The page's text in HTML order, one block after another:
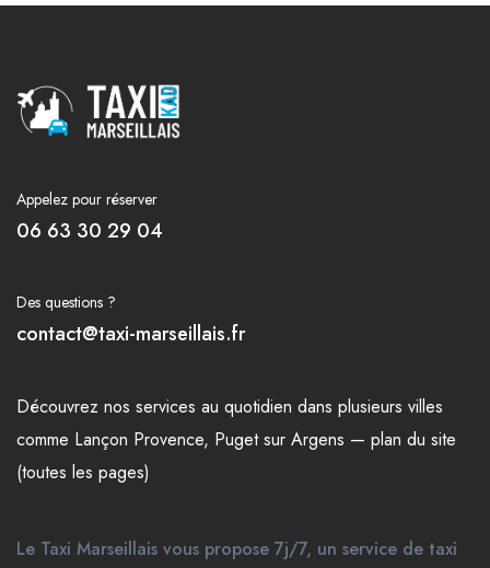
Appelez pour réserver
06 63 30 29 04
Des questions ?
contact@taxi-marseillais.fr
Découvrez nos services au quotidien dans plusieurs villes
comme Lançon Provence, Puget sur Argens — plan du site
(toutes les pages)
Le Taxi Marseillais vous propose 7j/7, un service de taxi